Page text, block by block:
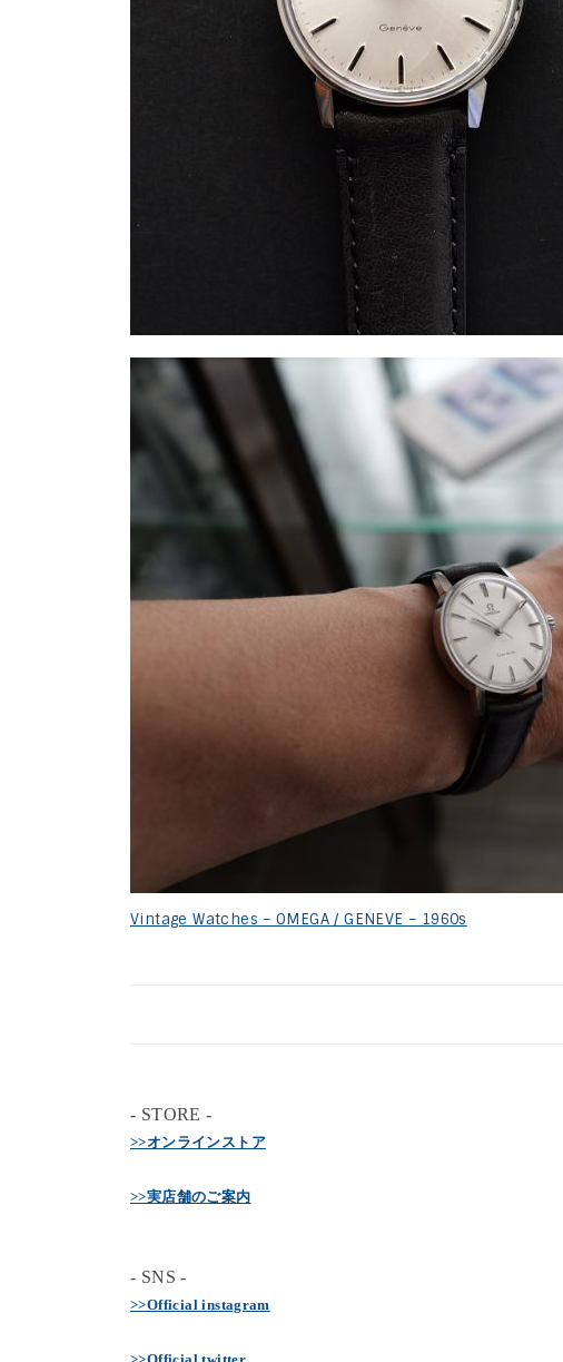
Vintage Watches – OMEGA / GENEVE – 1960s
- STORE -
>>オンラインストア
>>実店舗のご案内
- SNS -
>>Official instagram